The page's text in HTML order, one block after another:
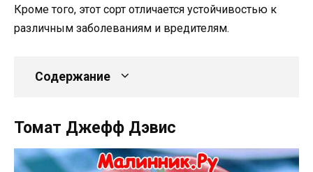
Кроме того, этот сорт отличается устойчивостью к
различным заболеваниям и вредителям.
Содержание
Томат Джефф Дэвис